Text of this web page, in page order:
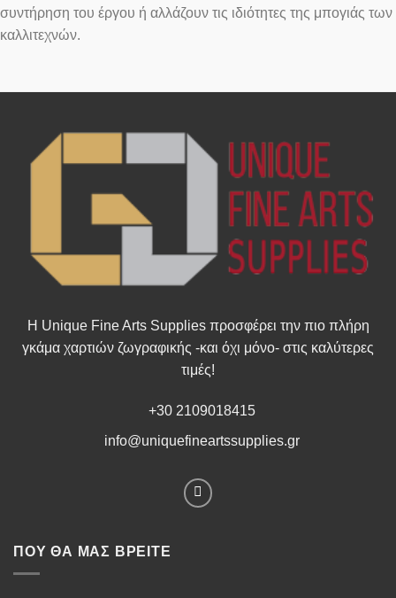
συντήρηση του έργου ή αλλάζουν τις ιδιότητες της μπογιάς των
καλλιτεχνών.
Η Unique Fine Arts Supplies προσφέρει την πιο πλήρη
γκάμα χαρτιών ζωγραφικής -και όχι μόνο- στις καλύτερες
τιμές!
+30 2109018415
info@uniquefineartssupplies.gr
ΠΟΥ ΘΑ ΜΑΣ ΒΡΕΊΤΕ